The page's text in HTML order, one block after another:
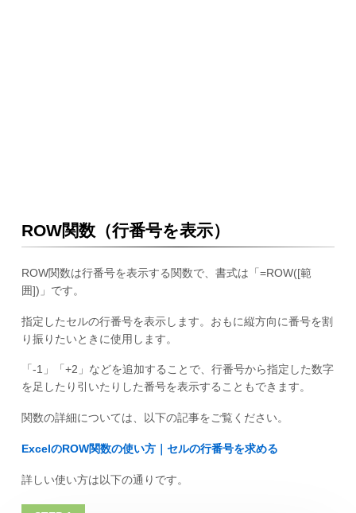
ROW関数（行番号を表示）
ROW関数は行番号を表示する関数で、書式は「=ROW([範
囲])」です。
指定したセルの行番号を表示します。おもに縦方向に番号を割
り振りたいときに使用します。
「-1」「+2」などを追加することで、行番号から指定した数字
を足したり引いたりした番号を表示することもできます。
関数の詳細については、以下の記事をご覧ください。
ExcelのROW関数の使い方｜セルの行番号を求める
詳しい使い方は以下の通りです。